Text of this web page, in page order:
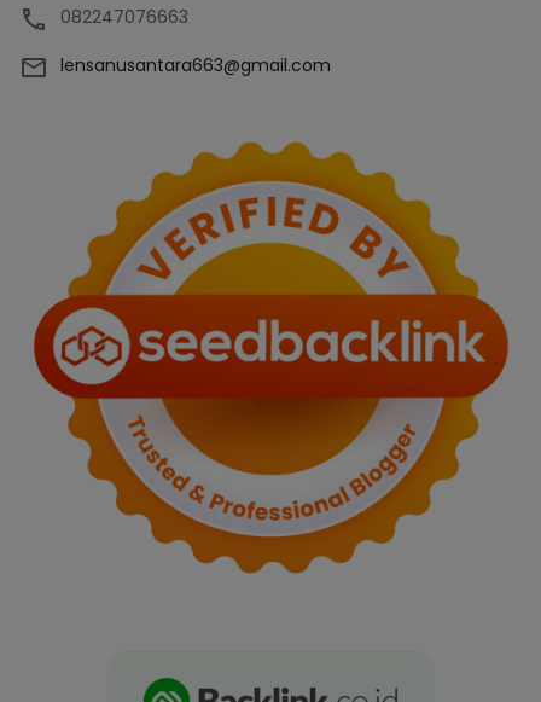
082247076663
lensanusantara663@gmail.com